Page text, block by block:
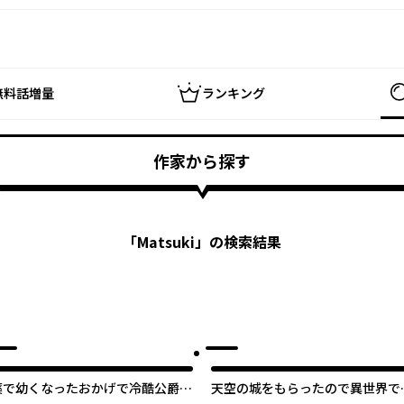
料話増量 ランキング
作家から探す
「Matsuki」の検索結果
幼くなったおかげで冷酷公爵様
天空の城をもらったので異世界で